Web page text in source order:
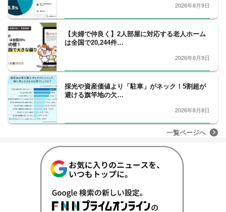
2026年8月9日
【夫婦で仲良く】2人部屋に対応する老人ホーム
は全国で20,244件…
2026年8月9日
採光や資産価値より「駐車」がネック！5割超が
避ける旗竿地の欠…
2026年8月8日
一覧ページへ